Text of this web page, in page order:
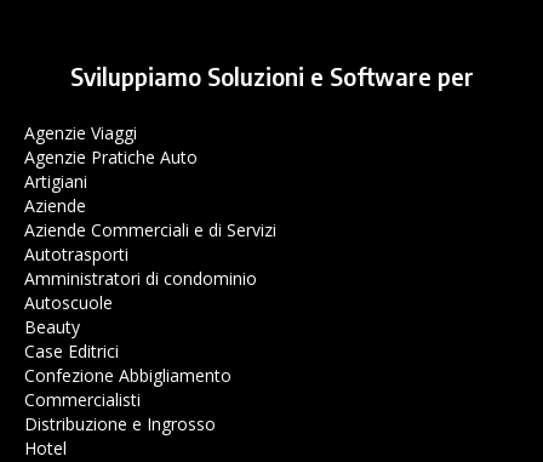
Sviluppiamo Soluzioni e Software per
Agenzie Viaggi
Agenzie Pratiche Auto
Artigiani
Aziende
Aziende Commerciali e di Servizi
Autotrasporti
Amministratori di condominio
Autoscuole
Beauty
Case Editrici
Confezione Abbigliamento
Commercialisti
Distribuzione e Ingrosso
Hotel